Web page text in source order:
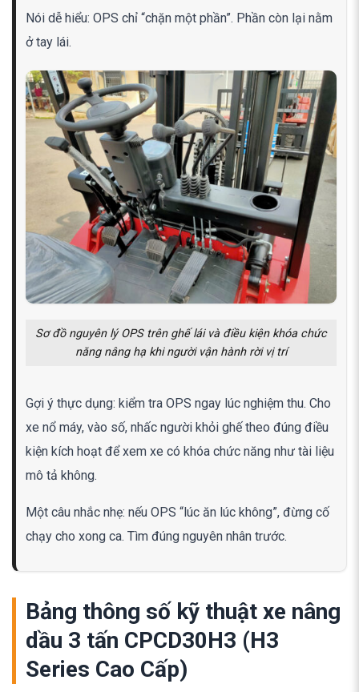
Nói dễ hiểu: OPS chỉ “chặn một phần”. Phần còn lại nằm
ở tay lái.
Sơ đồ nguyên lý OPS trên ghế lái và điều kiện khóa chức
năng nâng hạ khi người vận hành rời vị trí
Gợi ý thực dụng: kiểm tra OPS ngay lúc nghiệm thu. Cho
xe nổ máy, vào số, nhấc người khỏi ghế theo đúng điều
kiện kích hoạt để xem xe có khóa chức năng như tài liệu
mô tả không.
Một câu nhắc nhẹ: nếu OPS “lúc ăn lúc không”, đừng cố
chạy cho xong ca. Tìm đúng nguyên nhân trước.
Bảng thông số kỹ thuật xe nâng
dầu 3 tấn CPCD30H3 (H3
Series Cao Cấp)